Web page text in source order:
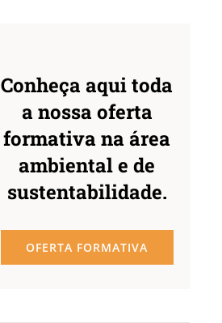
Conheça aqui toda
a nossa oferta
formativa na área
ambiental e de
sustentabilidade.
OFERTA FORMATIVA